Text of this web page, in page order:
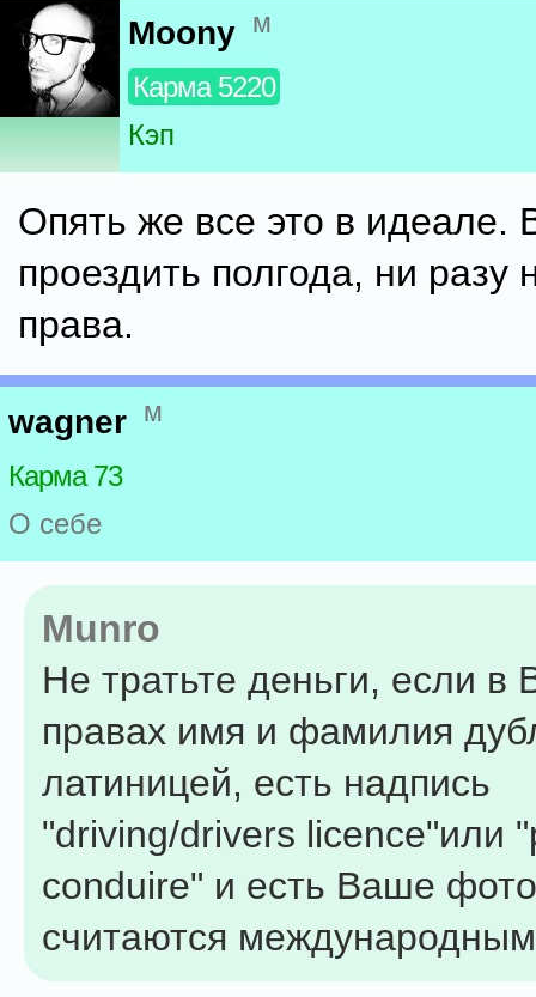
Moony м
Карма 5220
Кэп
Опять же все это в идеале.
проездить полгода, ни разу
права.
wagner м
Карма 73
О себе
Munro
Не тратьте деньги, если в
правах имя и фамилия
латиницей, есть надпись
"driving/drivers licence"или
conduire" и есть Ваше
считаются